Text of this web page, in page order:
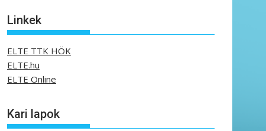
Linkek
ELTE TTK HÖK
ELTE.hu
ELTE Online
Kari lapok